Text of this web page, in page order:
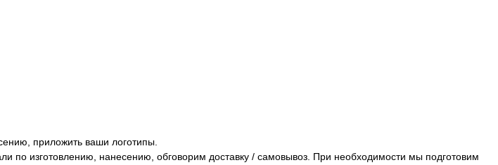
приложить ваши логотипы.
изготовлению, нанесению, обговорим доставку / самовывоз. При необходимости мы подготовим